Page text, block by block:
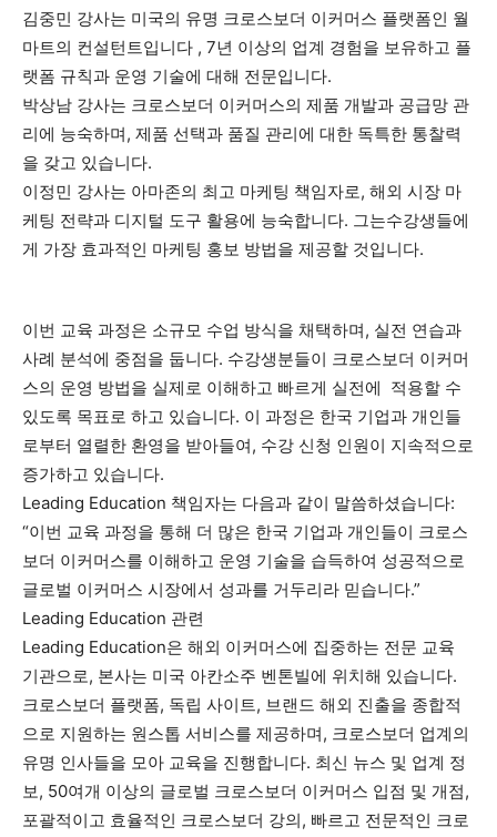
김중민 강사는 미국의 유명 크로스보더 이커머스 플랫폼인 월
마트의 컨설턴트입니다 , 7년 이상의 업계 경험을 보유하고 플
랫폼 규칙과 운영 기술에 대해 전문입니다.
박상남 강사는 크로스보더 이커머스의 제품 개발과 공급망 관
리에 능숙하며, 제품 선택과 품질 관리에 대한 독특한 통찰력
을 갖고 있습니다.
이정민 강사는 아마존의 최고 마케팅 책임자로, 해외 시장 마
케팅 전략과 디지털 도구 활용에 능숙합니다. 그는수강생들에
게 가장 효과적인 마케팅 홍보 방법을 제공할 것입니다.
이번 교육 과정은 소규모 수업 방식을 채택하며, 실전 연습과
사례 분석에 중점을 둡니다. 수강생분들이 크로스보더 이커머
스의 운영 방법을 실제로 이해하고 빠르게 실전에 적용할 수
있도록 목표로 하고 있습니다. 이 과정은 한국 기업과 개인들
로부터 열렬한 환영을 받아들여, 수강 신청 인원이 지속적으로
증가하고 있습니다.
Leading Education 책임자는 다음과 같이 말씀하셨습니다:
“이번 교육 과정을 통해 더 많은 한국 기업과 개인들이 크로스
보더 이커머스를 이해하고 운영 기술을 습득하여 성공적으로
글로벌 이커머스 시장에서 성과를 거두리라 믿습니다.”
Leading Education 관련
Leading Education은 해외 이커머스에 집중하는 전문 교육
기관으로, 본사는 미국 아칸소주 벤톤빌에 위치해 있습니다.
크로스보더 플랫폼, 독립 사이트, 브랜드 해외 진출을 종합적
으로 지원하는 원스톱 서비스를 제공하며, 크로스보더 업계의
유명 인사들을 모아 교육을 진행합니다. 최신 뉴스 및 업계 정
보, 50여개 이상의 글로벌 크로스보더 이커머스 입점 및 개점,
포괄적이고 효율적인 크로스보더 강의, 빠르고 전문적인 크로